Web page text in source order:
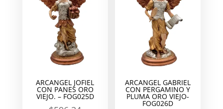
ARCANGEL JOFIEL
CON PANES ORO
VIEJO. – FOG025D
ARCANGEL GABRIEL
CON PERGAMINO Y
PLUMA ORO VIEJO-
FOG026D